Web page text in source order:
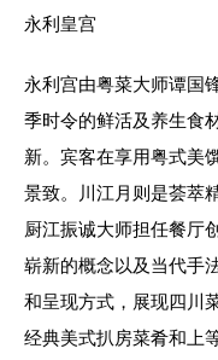
永利皇宫
永利宫由粤菜大师谭国
季时令的鲜活及养生食
新。宾客在享用粤式美
景致。川江月则是荟萃
厨江振诚大师担任餐厅
崭新的概念以及当代手
和呈现方式，展现四川
经典美式扒房菜肴和上